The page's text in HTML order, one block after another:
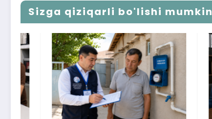
Sizga qiziqarli bo'lishi mumkin